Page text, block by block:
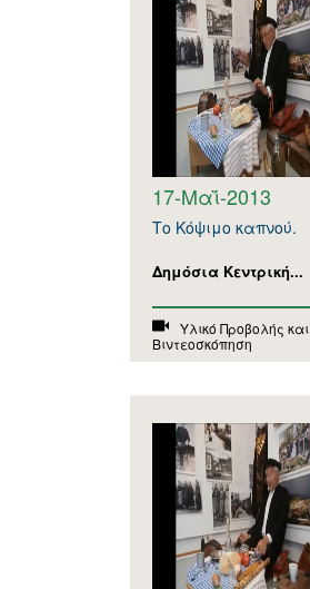
17-Μαΐ-2013
Το Κόψιμο καπνού.
Δημόσια Κεντρική...
Υλικό Προβολής και
Βιντεοσκόπηση